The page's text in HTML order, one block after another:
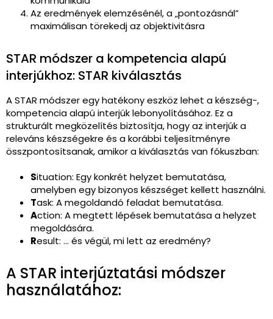
Az eredmények elemzésénél, a „pontozásnál”
maximálisan törekedj az objektivitásra
STAR módszer a kompetencia alapú
interjúkhoz: STAR kiválasztás
A STAR módszer egy hatékony eszköz lehet a készség-,
kompetencia alapú interjúk lebonyolításához. Ez a
strukturált megközelítés biztosítja, hogy az interjúk a
releváns készségekre és a korábbi teljesítményre
összpontosítsanak, amikor a kiválasztás van fókuszban:
Situation: Egy konkrét helyzet bemutatása,
amelyben egy bizonyos készséget kellett használni.
Task: A megoldandó feladat bemutatása.
Action: A megtett lépések bemutatása a helyzet
megoldására.
Result: … és végül, mi lett az eredmény?
A STAR interjúztatási módszer
használatához: